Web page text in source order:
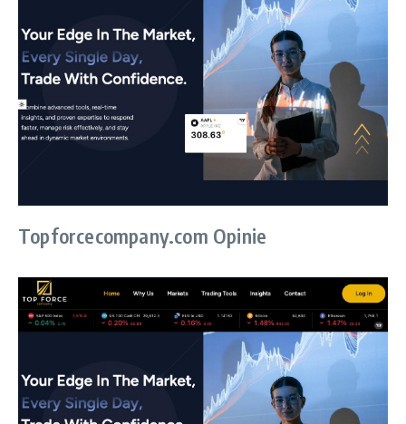
Topforcecompany.com Opinie